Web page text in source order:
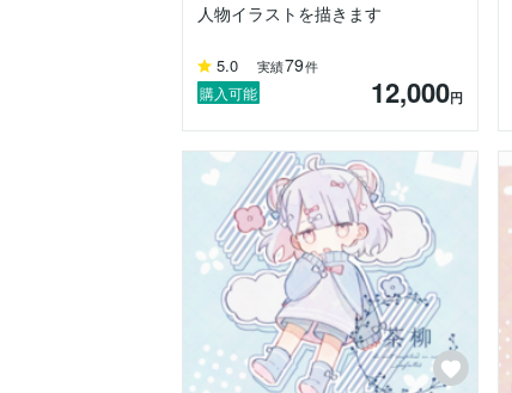
人物イラストを描きます
5.0 実績79件
購入可能 12,000円